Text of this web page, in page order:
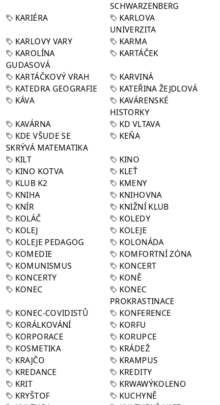
SCHWARZENBERG
KARIÉRA
KARLOVA
UNIVERZITA
KARLOVY VARY
KARMA
KAROLÍNA
GUDASOVÁ
KARTÁČEK
KARTÁČKOVÝ VRAH
KARVINÁ
KATEDRA GEOGRAFIE
KATEŘINA ŽEJDLOVÁ
KÁVA
KAVÁRENSKÉ
HISTORKY
KAVÁRNA
KD VLTAVA
KDE VŠUDE SE
SKRÝVÁ MATEMATIKA
KEŇA
KILT
KINO
KINO KOTVA
KLEŤ
KLUB K2
KMENY
KNIHA
KNIHOVNA
KNÍR
KNIŽNÍ KLUB
KOLÁČ
KOLEDY
KOLEJ
KOLEJE
KOLEJE PEDAGOG
KOLONÁDA
KOMEDIE
KOMFORTNÍ ZÓNA
KOMUNISMUS
KONCERT
KONCERTY
KONĚ
KONEC
KONEC
PROKRASTINACE
KONEC-COVIDISTŮ
KONFERENCE
KORÁLKOVÁNÍ
KORFU
KORPORACE
KORUPCE
KOSMETIKA
KRÁDEŽ
KRAJČO
KRAMPUS
KREDANCE
KREDITY
KRIT
KRWAWÝKOLENO
KRYŠTOF
KUCHYNĚ